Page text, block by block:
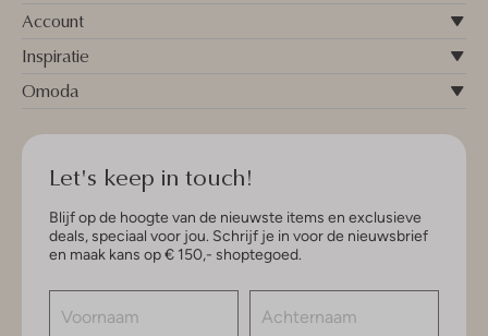
Account
Inspiratie
Omoda
Let's keep in touch!
Blijf op de hoogte van de nieuwste items en exclusieve
deals, speciaal voor jou. Schrijf je in voor de nieuwsbrief
en maak kans op € 150,- shoptegoed.